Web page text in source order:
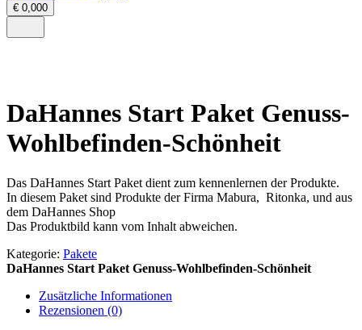
€ 0,000Warenkorb
öffnen
Menü
DaHannes Start Paket Genuss-
Wohlbefinden-Schönheit
Das DaHannes Start Paket dient zum kennenlernen der Produkte.
In diesem Paket sind Produkte der Firma Mabura, Ritonka, und aus
dem DaHannes Shop
Das Produktbild kann vom Inhalt abweichen.
Kategorie: Pakete
DaHannes Start Paket Genuss-Wohlbefinden-Schönheit
Zusätzliche Informationen
Rezensionen (0)